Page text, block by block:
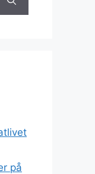
på